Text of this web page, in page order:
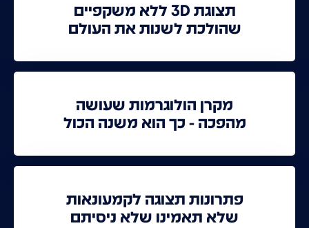
תצוגת 3D ללא משקפיים
שהולכת לשנות את העולם
מקרן הולוגרמות שעושה
מהפכה - כך הוא משנה הכול
פתרונות תצוגה לקמעונאות
שלא תאמינו שלא ניסיתם